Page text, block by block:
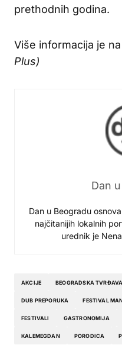
prethodnih godina.
Više informacija je na
Plus)
Dan
Dan u Beogradu
najčitanijih lokalnih
urednik je
AKCIJE BEOGRADSKA TVRĐAVA
DUB PREPORUKA FESTIVAL
FESTIVALI GASTRONOMIJA
KALEMEGDAN PORODICA